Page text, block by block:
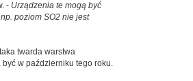
- Urządzenia te mogą być
poziom SO2 nie jest
twarda warstwa
w październiku tego roku.